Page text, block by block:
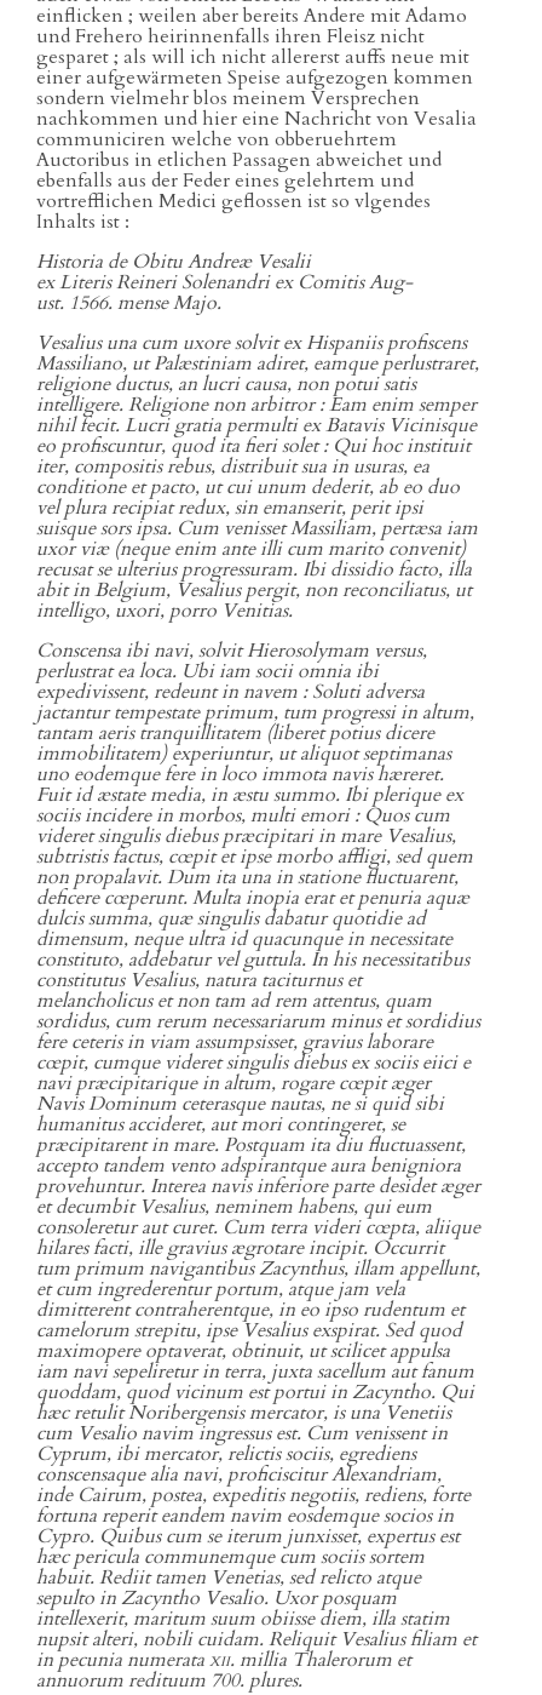
einflicken ; weilen aber bereits Andere mit Adamo
und Frehero heirinnenfalls ihren Fleisz nicht
gesparet ; als will ich nicht allererst auffs neue mit
einer aufgewärmeten Speise aufgezogen kommen
sondern vielmehr blos meinem Versprechen
nachkommen und hier eine Nachricht von Vesalia
communiciren welche von obberuehrtem
Auctoribus in etlichen Passagen abweichet und
ebenfalls aus der Feder eines gelehrtem und
vortrefflichen Medici geflossen ist so vlgendes
Inhalts ist :
Historia de Obitu Andreæ Vesalii
ex Literis Reineri Solenandri ex Comitis Aug-
ust. 1566. mense Majo.
Vesalius una cum uxore solvit ex Hispaniis profiscens
Massiliano, ut Palæstiniam adiret, eamque perlustraret,
religione ductus, an lucri causa, non potui satis
intelligere. Religione non arbitror : Eam enim semper
nihil fecit. Lucri gratia permulti ex Batavis Vicinisque
eo profiscuntur, quod ita fieri solet : Qui hoc instituit
iter, compositis rebus, distribuit sua in usuras, ea
conditione et pacto, ut cui unum dederit, ab eo duo
vel plura recipiat redux, sin emanserit, perit ipsi
suisque sors ipsa. Cum venisset Massiliam, pertæsa iam
uxor viæ (neque enim ante illi cum marito convenit)
recusat se ulterius progressuram. Ibi dissidio facto, illa
abit in Belgium, Vesalius pergit, non reconciliatus, ut
intelligo, uxori, porro Venitias.
Conscensa ibi navi, solvit Hierosolymam versus,
perlustrat ea loca. Ubi iam socii omnia ibi
expedivissent, redeunt in navem : Soluti adversa
jactantur tempestate primum, tum progressi in altum,
tantam aeris tranquillitatem (liberet potius dicere
immobilitatem) experiuntur, ut aliquot septimanas
uno eodemque fere in loco immota navis hæreret.
Fuit id æstate media, in æstu summo. Ibi plerique ex
sociis incidere in morbos, multi emori : Quos cum
videret singulis diebus præcipitari in mare Vesalius,
subtristis factus, cœpit et ipse morbo affligi, sed quem
non propalavit. Dum ita una in statione fluctuarent,
deficere cœperunt. Multa inopia erat et penuria aquæ
dulcis summa, quæ singulis dabatur quotidie ad
dimensum, neque ultra id quacunque in necessitate
constituto, addebatur vel guttula. In his necessitatibus
constitutus Vesalius, natura taciturnus et
melancholicus et non tam ad rem attentus, quam
sordidus, cum rerum necessariarum minus et sordidius
fere ceteris in viam assumpsisset, gravius laborare
cœpit, cumque videret singulis diebus ex sociis eiici e
navi præcipitarique in altum, rogare cœpit æger
Navis Dominum ceterasque nautas, ne si quid sibi
humanitus accideret, aut mori contingeret, se
præcipitarent in mare. Postquam ita diu fluctuassent,
accepto tandem vento adspirantque aura benigniora
provehuntur. Interea navis inferiore parte desidet æger
et decumbit Vesalius, neminem habens, qui eum
consoleretur aut curet. Cum terra videri cœpta, aliique
hilares facti, ille gravius ægrotare incipit. Occurrit
tum primum navigantibus Zacynthus, illam appellunt,
et cum ingrederentur portum, atque jam vela
dimitterent contraherentque, in eo ipso rudentum et
camelorum strepitu, ipse Vesalius exspirat. Sed quod
maximopere optaverat, obtinuit, ut scilicet appulsa
iam navi sepeliretur in terra, juxta sacellum aut fanum
quoddam, quod vicinum est portui in Zacyntho. Qui
hæc retulit Noribergensis mercator, is una Venetiis
cum Vesalio navim ingressus est. Cum venissent in
Cyprum, ibi mercator, relictis sociis, egrediens
conscensaque alia navi, proficiscitur Alexandriam,
inde Cairum, postea, expeditis negotiis, rediens, forte
fortuna reperit eandem navim eosdemque socios in
Cypro. Quibus cum se iterum junxisset, expertus est
hæc pericula communemque cum sociis sortem
habuit. Rediit tamen Venetias, sed relicto atque
sepulto in Zacyntho Vesalio. Uxor posquam
intellexerit, maritum suum obiisse diem, illa statim
nupsit alteri, nobili cuidam. Reliquit Vesalius filiam et
in pecunia numerataxii. millia Thalerorum et
annuorum redituum 700. plures.